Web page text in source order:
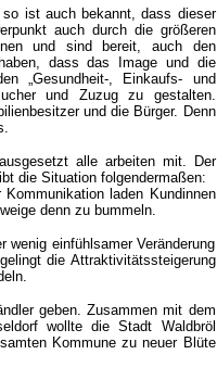
ist auch bekannt, dass dieser
auch durch die größeren
und sind bereit, auch den
dass das Image und die
„Gesundheit-, Einkaufs- und
und Zuzug zu gestalten.
und die Bürger. Denn
alle arbeiten mit. Der
die Situation folgendermaßen:
laden Kundinnen
denn zu bummeln.
wenig einfühlsamer Veränderung
die Attraktivitätssteigerung
geben. Zusammen mit dem
wollte die Stadt Waldbröl
Kommune zu neuer Blüte